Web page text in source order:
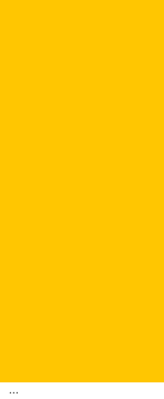
die neuesten
aktuellen Tech
der Corona-
Beschleunigung
sind solche
Pandemie hat
geschlossenen
Digitalisierung
sein sollten, um
...